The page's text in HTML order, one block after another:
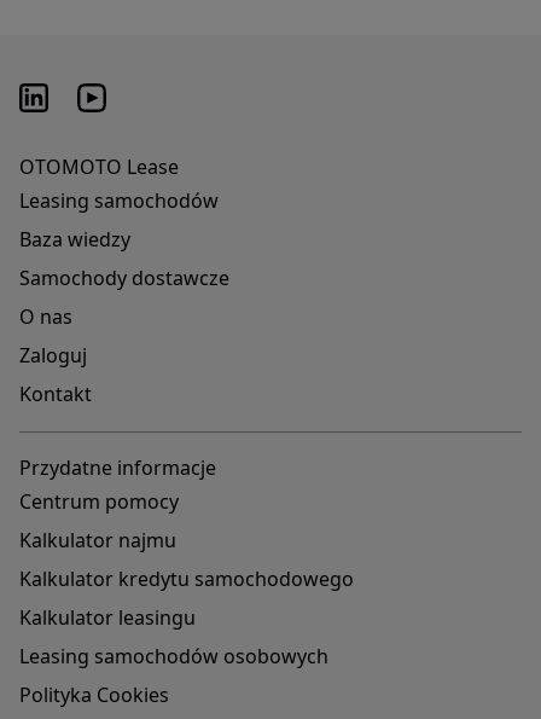
OTOMOTO Lease
Leasing samochodów
Baza wiedzy
Samochody dostawcze
O nas
Zaloguj
Kontakt
Przydatne informacje
Centrum pomocy
Kalkulator najmu
Kalkulator kredytu samochodowego
Kalkulator leasingu
Leasing samochodów osobowych
Polityka Cookies